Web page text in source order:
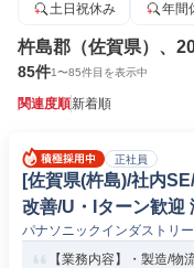
土日祝休み
年間
杵島郡（佐賀県）、
85件1〜85件目を表示中
関連度順新着順
正社員
[佐賀県(杵島)/社内
改善/U・Iターン歓迎
パナソニックインダストリ
【業務内容】・製造/物